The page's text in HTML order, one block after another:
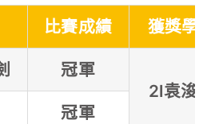
比賽成績 獲獎學
冠軍
2l袁浚
冠軍